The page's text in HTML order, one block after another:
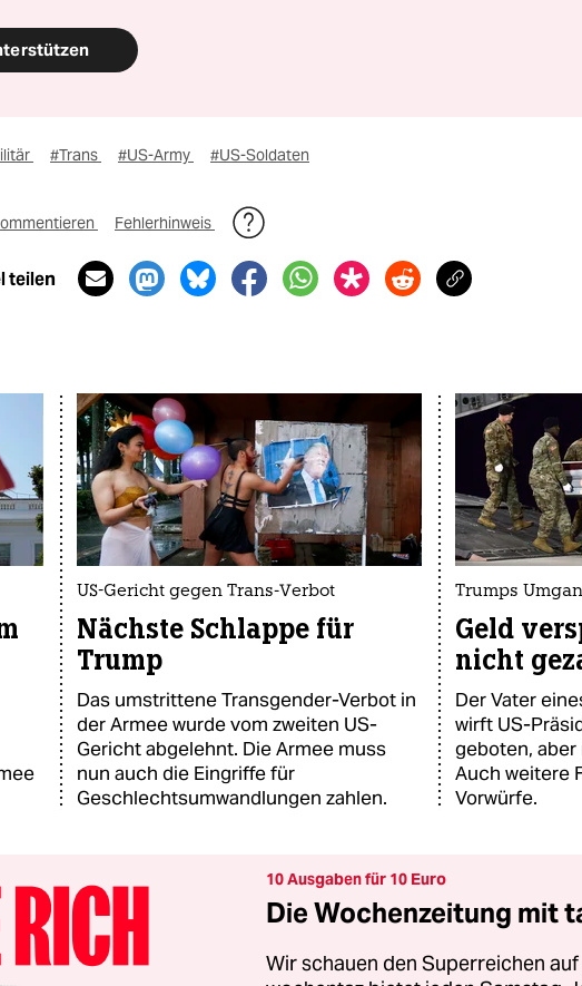
#Trans #US-Army #US-Soldaten
Fehlerhinweis
teilen
US-Gericht gegen Trans-Verbot
Nächste Schlappe für
Trump
Das umstrittene Transgender-Verbot in
der Armee wurde vom zweiten US-
Gericht abgelehnt. Die Armee muss
nun auch die Eingriffe für
Geschlechtsumwandlungen zahlen.
Trumps
Geld
nicht
Der Vater
wirft US-
geboten, aber
Auch weitere
Vorwürfe.
10 Ausgaben für 10 Euro
Die Wochenzeitung mit
Wir schauen den Superreichen